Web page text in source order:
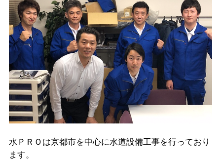
水ＰＲＯは京都市を中心に水道設備工事を行っており
ます。